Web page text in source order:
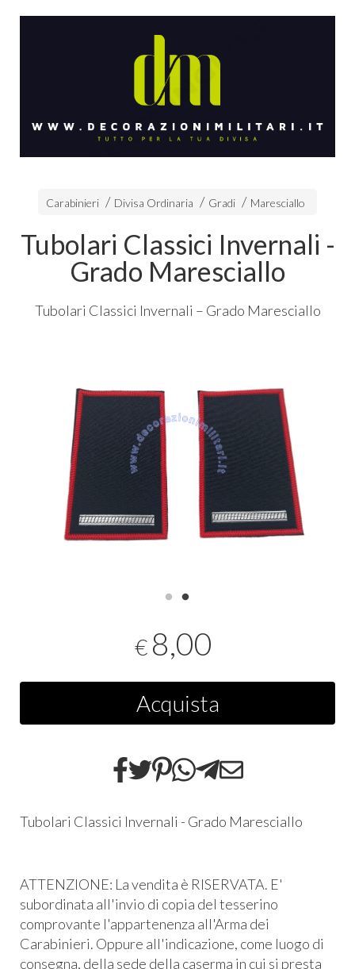
Carabinieri Divisa Ordinaria Gradi Maresciallo
Tubolari Classici Invernali -
Grado Maresciallo
Tubolari Classici Invernali – Grado Maresciallo
€ 8,00
Acquista
Tubolari Classici Invernali - Grado Maresciallo
ATTENZIONE: La vendita è RISERVATA. E'
subordinata all'invio di copia del tesserino
comprovante l'appartenenza all'Arma dei
Carabinieri. Oppure all'indicazione, come luogo di
consegna, della sede della caserma in cui si presta